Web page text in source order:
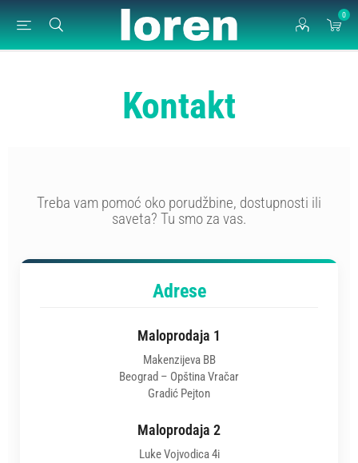
0
Kontakt
Treba vam pomoć oko porudžbine, dostupnosti ili
saveta? Tu smo za vas.
Adrese
Maloprodaja 1
Makenzijeva BB
Beograd – Opština Vračar
Gradić Pejton
Maloprodaja 2
Luke Vojvodica 4i